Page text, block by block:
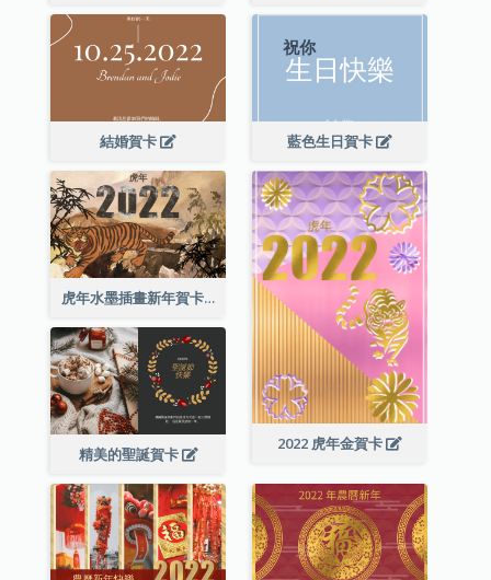
結婚賀卡 藍色生日賀卡
虎年水墨插畫新年賀卡
2022 虎年金賀卡
精美的聖誕賀卡